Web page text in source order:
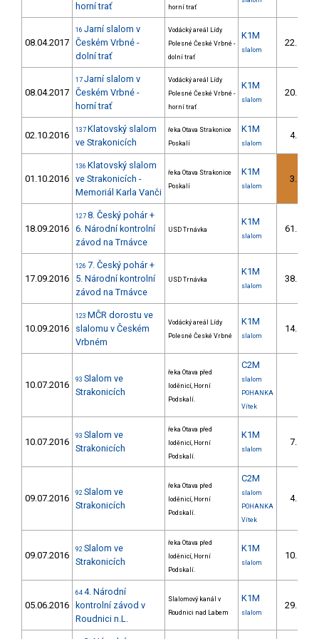
horní trať horní trať
08.04.2017
16 Jarní slalom v
Českém Vrbné -
dolní trať
Vodácký areál Lídy
Polesné České Vrbné -
dolní trať
K1M
slalom
22.
08.04.2017
17 Jarní slalom v
Českém Vrbné -
horní trať
Vodácký areál Lídy
Polesné České Vrbné -
horní trať
K1M
slalom
20.
02.10.2016 137 Klatovský slalom
ve Strakonicích
řeka Otava Strakonice
Poskalí
K1M
slalom
4.
01.10.2016
136 Klatovský slalom
ve Strakonicích -
Memoriál Karla Vanči
řeka Otava Strakonice
Poskalí
K1M
slalom
3.
18.09.2016
127 8. Český pohár +
6. Národní kontrolní
závod na Trnávce
USD Trnávka
K1M
slalom
61.
17.09.2016
126 7. Český pohár +
5. Národní kontrolní
závod na Trnávce
USD Trnávka
K1M
slalom
38.
10.09.2016
123 MČR dorostu ve
slalomu v Českém
Vrbném
Vodácký areál Lídy
Polesné České Vrbné
K1M
slalom
14.
10.07.2016 93 Slalom ve
Strakonicích
řeka Otava před
loděnicí, Horní
Podskalí.
C2M
slalom
POHANKA
Vítek
10.07.2016
93 Slalom ve
Strakonicích
řeka Otava před
loděnicí, Horní
Podskalí.
K1M
slalom
7.
09.07.2016 92 Slalom ve
Strakonicích
řeka Otava před
loděnicí, Horní
Podskalí.
C2M
slalom
POHANKA
Vítek
4.
09.07.2016
92 Slalom ve
Strakonicích
řeka Otava před
loděnicí, Horní
Podskalí.
K1M
slalom
10.
05.06.2016
64 4. Národní
kontrolní závod v
Roudnici n.L.
Slalomový kanál v
Roudnici nad Labem
K1M
slalom
29.